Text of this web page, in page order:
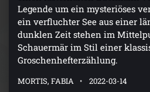
Legende um ein mysteriöses
ein verfluchter See aus einer
dunklen Zeit stehen im
Schauermär im Stil einer
Groschenhefterzählung.
MORTIS, FABIA 2022-03-14